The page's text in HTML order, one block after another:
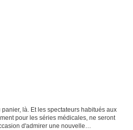
là. Et les spectateurs habitués aux
pour les séries médicales, ne seront
d'admirer une nouvelle